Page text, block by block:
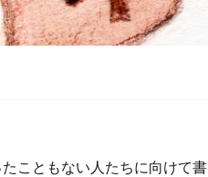
こともない人たちに向けて書